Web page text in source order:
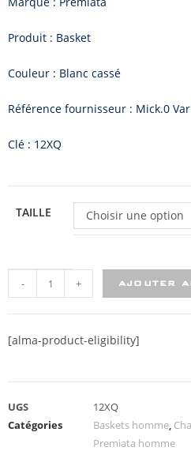
Produit : Basket
Couleur : Blanc cassé
Référence fournisseur : Mick.0
Clé : 12XQ
TAILLE Choisir une option
- + AJOUTER
[alma-product-eligibility]
UGS
12XQ
Catégories
Baskets homme,
Premiata homme